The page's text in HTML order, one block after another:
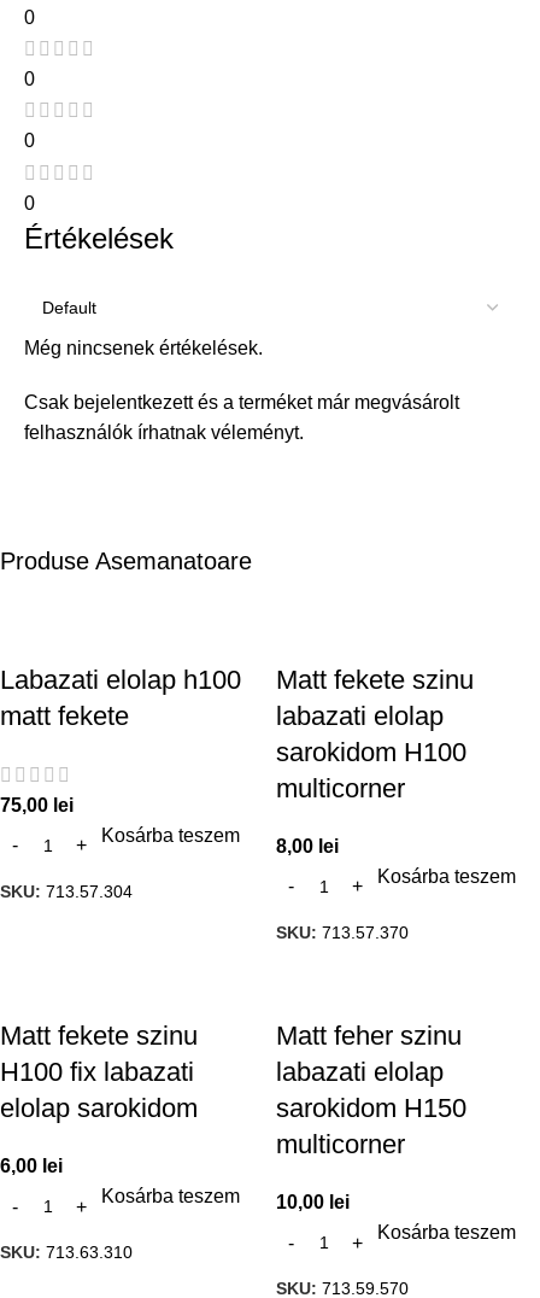
0
0
0
0
Értékelések
Még nincsenek értékelések.
Csak bejelentkezett és a terméket már megvásárolt
felhasználók írhatnak véleményt.
Produse Asemanatoare
Labazati elolap h100
matt fekete
75,00 lei
Kosárba teszem
SKU: 713.57.304
Matt fekete szinu
labazati elolap
sarokidom H100
multicorner
8,00 lei
Kosárba teszem
SKU: 713.57.370
Matt fekete szinu
H100 fix labazati
elolap sarokidom
6,00 lei
Kosárba teszem
SKU: 713.63.310
Matt feher szinu
labazati elolap
sarokidom H150
multicorner
10,00 lei
Kosárba teszem
SKU: 713.59.570